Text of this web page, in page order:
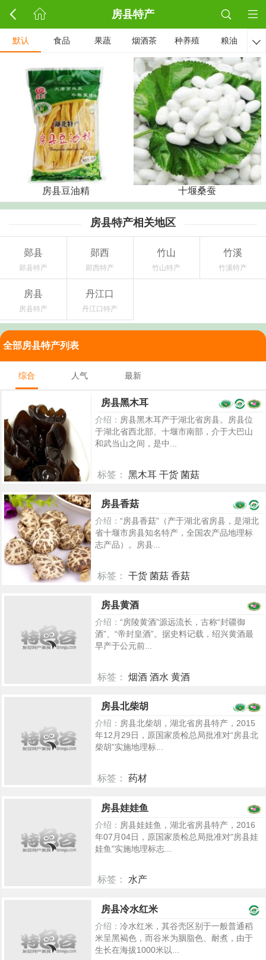
房县特产
默认 食品 果蔬 烟酒茶 种养殖 粮油 
房县豆油精 十堰桑蚕
房县特产相关地区
郧县
郧县特产
郧西
郧西特产
竹山
竹山特产
竹溪
竹溪特产
房县
房县特产
丹江口
丹江口特产
全部房县特产列表
综合 人气 最新
房县黑木耳
介绍： 房县黑木耳产于湖北省房县。房县位
于湖北省西北部、十堰市南部，介于大巴山
和武当山之间，是中...
标签： 黑木耳 干货 菌菇
房县香菇
介绍： “房县香菇”（产于湖北省房县，是湖北
省十堰市房县知名特产，全国农产品地理标
志产品）。房县...
标签： 干货 菌菇 香菇
房县黄酒
介绍： “房陵黄酒”源远流长，古称“封疆御
酒”、“帝封皇酒”。据史料记载，绍兴黄酒最
早产于公元前...
标签： 烟酒 酒水 黄酒
房县北柴胡
介绍： 房县北柴胡，湖北省房县特产，2015
年12月29日，原国家质检总局批准对“房县北
柴胡”实施地理标...
标签： 药材
房县娃娃鱼
介绍： 房县娃娃鱼，湖北省房县特产，2016
年07月04日，原国家质检总局批准对"房县娃
娃鱼"实施地理标志...
标签： 水产
房县冷水红米
介绍： 冷水红米，其谷壳区别于一般普通稻
米呈黑褐色，而谷米为胭脂色、耐煮，由于
生长在海拔1000米以...